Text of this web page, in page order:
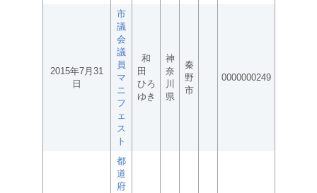
2015年7月31
日
市
議
会
議
員
マ
ニ
フ
ェ
ス
ト
和
田
ひろ
ゆき
神
奈
川
県
秦
野
市
0000000249
都
道
府